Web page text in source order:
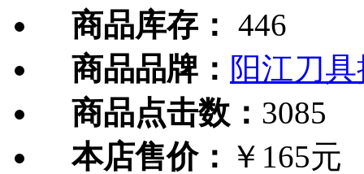
商品库存： 446
商品品牌： 阳江刀
商品点击数： 3085
本店售价： ￥165元